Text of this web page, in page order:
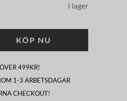
I lager
KÖP NU
499KR!
1-3 ARBETSDAGAR
CHECKOUT!